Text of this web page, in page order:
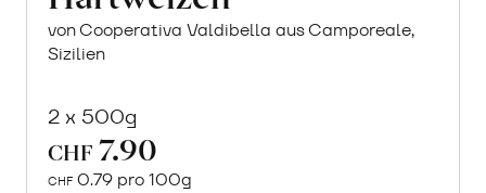
von Cooperativa Valdibella aus Camporeale,
Sizilien
2 x 500g
CHF 7.90
CHF 0.79 pro 100g